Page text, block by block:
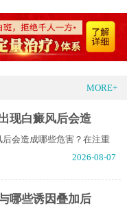
MORE+
现白癜风后会造
会造成哪些危害？在注重
2026-08-07
哪些诱因叠加后